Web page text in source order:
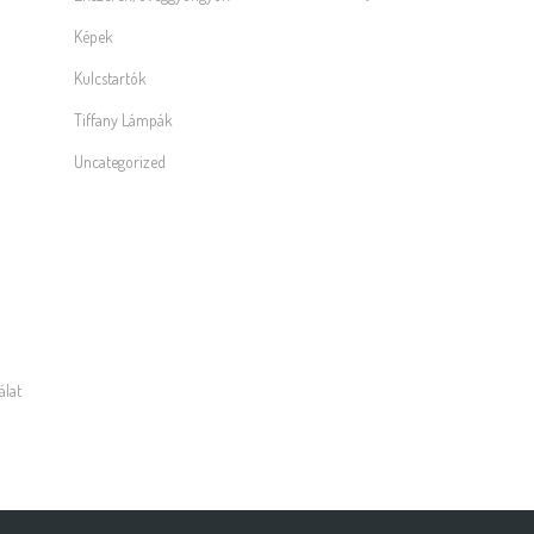
Képek
Kulcstartók
Tiffany Lámpák
Uncategorized